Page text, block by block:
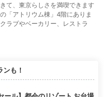
て、東京らしさを満喫できます
「アトリウム棟」4階にありま
ラブやベーカリー、レストラ
も！